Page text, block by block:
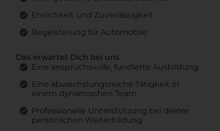
Ehrlichkeit und Zuverlässigkeit
Begeisterung für Automobile
Das erwartet Dich bei uns
Eine anspruchsvolle, fundierte Ausbildung
Eine abwechslungsreiche Tätigkeit in
einem dynamischen Team
Professionelle Unterstützung bei deiner
persönlichen Weiterbildung